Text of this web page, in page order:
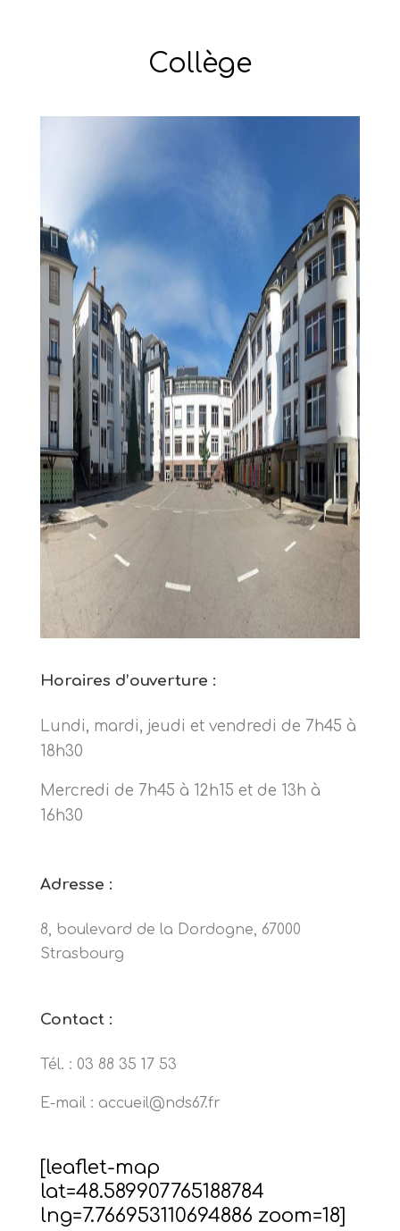
Collège
Horaires d’ouverture :
Lundi, mardi, jeudi et vendredi de 7h45 à
18h30
Mercredi de 7h45 à 12h15 et de 13h à
16h30
Adresse :
8, boulevard de la Dordogne, 67000
Strasbourg
Contact :
Tél. : 03 88 35 17 53
E-mail : accueil@nds67.fr
[leaflet-map
lat=48.589907765188784
lng=7.766953110694886 zoom=18]